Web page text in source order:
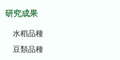
研究成果
水稻品種
豆類品種